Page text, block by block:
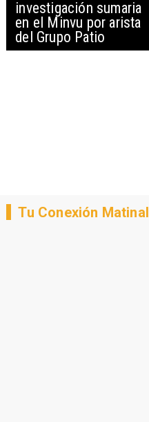
investigación sumaria
en el Minvu por arista
del Grupo Patio
Tu Conexión Matinal